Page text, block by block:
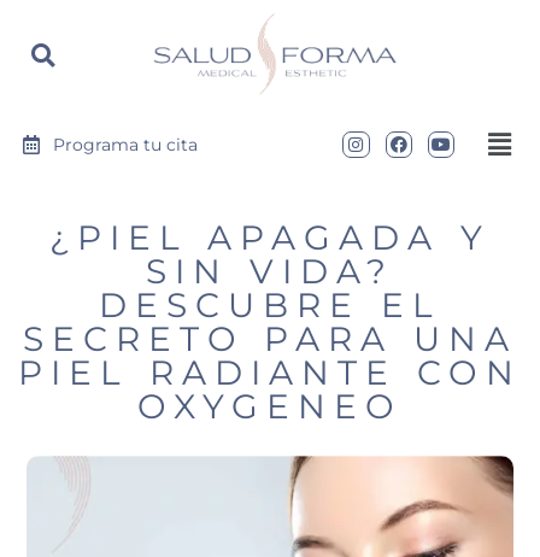
https://saludyformamedical.com
Programa tu cita
¿PIEL APAGADA Y
SIN VIDA?
DESCUBRE EL
SECRETO PARA UNA
PIEL RADIANTE CON
OXYGENEO